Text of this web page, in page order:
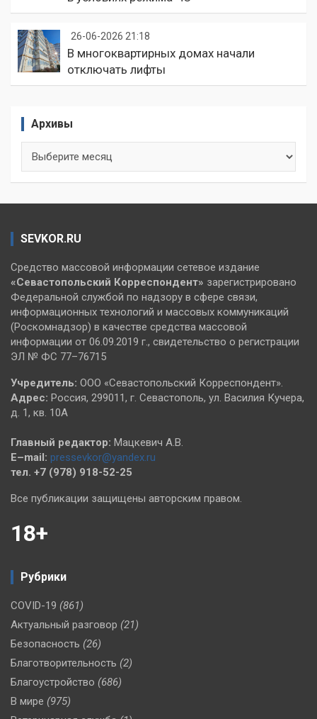
26-06-2026 21:18
В многоквартирных домах начали
отключать лифты
Архивы
SEVKOR.RU
Средство массовой информации сетевое издание
«Севастопольский Корреспондент» зарегистрировано
Федеральной службой по надзору в сфере связи,
информационных технологий и массовых коммуникаций
(Роскомнадзор) в качестве средства массовой
информации от 06.09.2019 г., свидетельство о регистрации
ЭЛ № ФС 77–76715
Учредитель: ООО «Севастопольский Корреспондент».
Адрес: Россия, 299011, г. Севастополь, ул. Василия Кучера,
д. 1, кв. 10А
Главный редактор: Мацкевич А.В.
E–mail: pressevkor@yandex.ru
тел. +7 (978) 918-52-25
Все публикации защищены авторским правом.
18+
Рубрики
COVID-19 (861)
Актуальный разговор (21)
Безопасность (26)
Благотворительность (2)
Благоустройство (686)
В мире (975)